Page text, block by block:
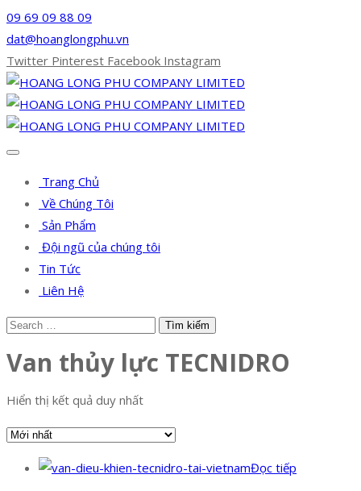
09 69 09 88 09
dat@hoanglongphu.vn
Twitter Pinterest Facebook Instagram
Trang Chủ
Về Chúng Tôi
Sản Phẩm
Đội ngũ của chúng tôi
Tin Tức
Liên Hệ
Van thủy lực TECNIDRO
Hiển thị kết quả duy nhất
Đọc tiếp